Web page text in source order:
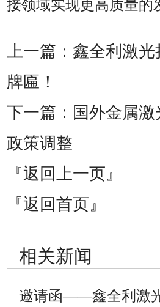
接领域实现更高质量的
上一篇： 鑫全利激
牌匾！
下一篇： 国外金属
政策调整
『返回上一页』
『返回首页』
相关新闻
邀请函——鑫全利激